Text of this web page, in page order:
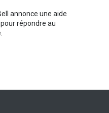
annonce une aide
répondre au